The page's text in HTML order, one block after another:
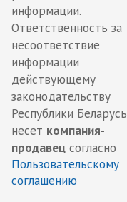
информации.
Ответственность за
несоответствие
информации
действующему
законодательству
Республики Беларусь
несет компания-
продавец согласно
Пользовательскому
соглашению